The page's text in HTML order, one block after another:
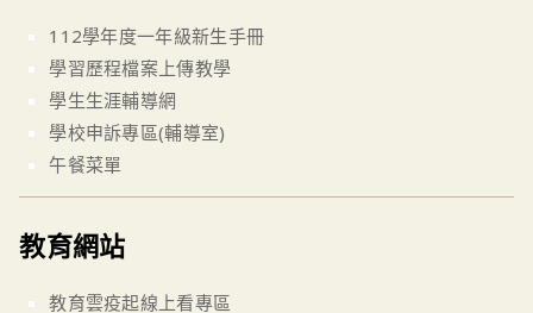
112學年度一年級新生手冊
學習歷程檔案上傳教學
學生生涯輔導網
學校申訴專區(輔導室)
午餐菜單
教育網站
教育雲疫起線上看專區